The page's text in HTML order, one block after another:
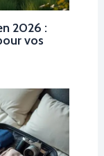
2026 :
vos